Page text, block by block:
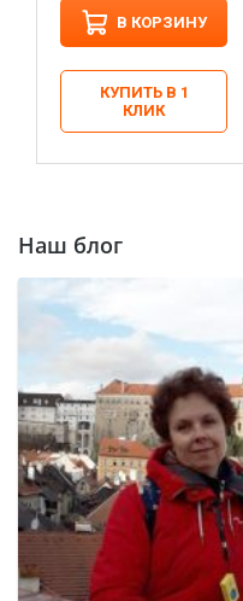
В КОРЗИНУ
КУПИТЬ В 1
КЛИК
Наш блог